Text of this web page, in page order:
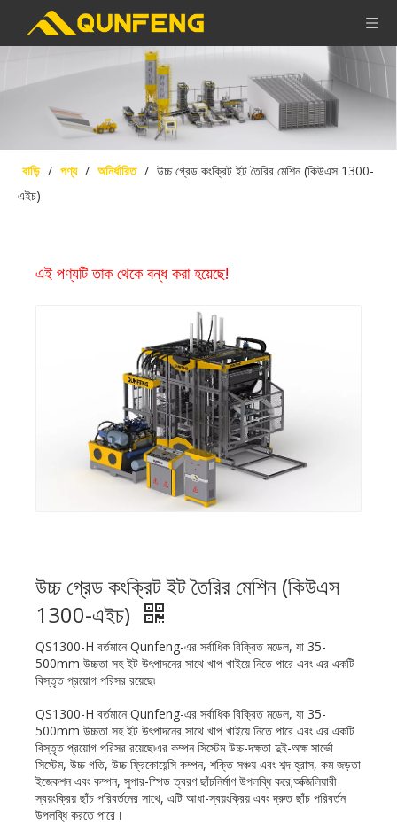
বাড়ি / পণ্য / অনির্ধারিত / উচ্চ গ্রেড কংক্রিট ইট তৈরির মেশিন (কিউএস 1300-
এইচ)
এই পণ্যটি তাক থেকে বন্ধ করা হয়েছে!
উচ্চ গ্রেড কংক্রিট ইট তৈরির মেশিন (কিউএস
1300-এইচ)
QS1300-H বর্তমানে Qunfeng-এর সর্বাধিক বিক্রিত মডেল, যা 35-
500mm উচ্চতা সহ ইট উৎপাদনের সাথে খাপ খাইয়ে নিতে পারে এবং এর একটি
বিস্তৃত প্রয়োগ পরিসর রয়েছে৷
QS1300-H বর্তমানে Qunfeng-এর সর্বাধিক বিক্রিত মডেল, যা 35-
500mm উচ্চতা সহ ইট উৎপাদনের সাথে খাপ খাইয়ে নিতে পারে এবং এর একটি
বিস্তৃত প্রয়োগ পরিসর রয়েছে৷এর কম্পন সিস্টেম উচ্চ-দক্ষতা দুই-অক্ষ সার্ভো
সিস্টেম, উচ্চ গতি, উচ্চ ফ্রিকোয়েন্সি কম্পন, শক্তি সঞ্চয় এবং শব্দ হ্রাস, কম জড়তা
ইজেকশন এবং কম্পন, সুপার-স্পিড ত্বরণ ছাঁচনির্মাণ উপলব্ধি করে;অক্জিলিয়ারী
স্বয়ংক্রিয় ছাঁচ পরিবর্তনের সাথে, এটি আধা-স্বয়ংক্রিয় এবং দ্রুত ছাঁচ পরিবর্তন
উপলব্ধি করতে পারে।